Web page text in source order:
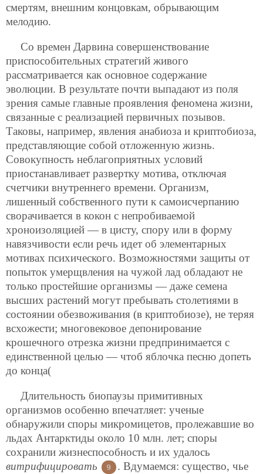
смертям, внешним концовкам, обрывающим
мелодию.
Со времен Дарвина совершенствование
приспособительных стратегий живого
рассматривается как основное содержание
эволюции. В результате почти выпадают из поля
зрения самые главные проявления феномена жизни,
связанные с реализацией первичных позывов.
Таковы, например, явления анабиоза и криптобиоза,
представляющие собой отложенную жизнь.
Совокупность неблагоприятных условий
приостанавливает развертку мотива, отключая
счетчики внутреннего времени. Организм,
лишенный собственного пути к самоисчерпанию
сворачивается в кокон с непробиваемой
хроноизоляцией — в цисту, спору или в форму
навязчивости если речь идет об элементарных
мотивах психического. Возможностями защиты от
попыток умерщвления на чужой лад обладают не
только простейшие организмы — даже семена
высших растений могут пребывать столетиями в
состоянии обезвоживания (в криптобиозе), не теряя
всхожести; многовековое депонирование
крошечного отрезка жизни предпринимается с
единственной целью — чтоб яблочка песню допеть
до конца(
Длительность биопаузы примитивных
организмов особенно впечатляет: ученые
обнаружили споры микромицетов, пролежавшие во
льдах Антарктиды около 10 млн. лет; споры
сохранили жизнеспособность и их удалось
витрифицировать
9
. Вдумаемся: существо, чье